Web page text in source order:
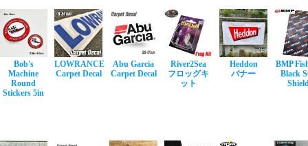
Bob's
Machine
Round
Stickers 5in
LOWRANCE
Carpet Decal
Abu Garcia
Carpet Decal
River2Sea
フロッグキ
ット
Heddon
バナー
BMP
Black